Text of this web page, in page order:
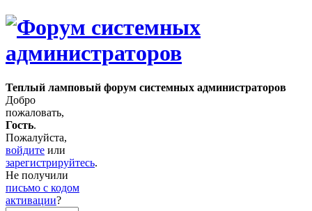
Теплый ламповый форум системных администраторов
Добро
пожаловать,
Гость.
Пожалуйста,
войдите или
зарегистрируйтесь.
Не получили
письмо с кодом
активации?